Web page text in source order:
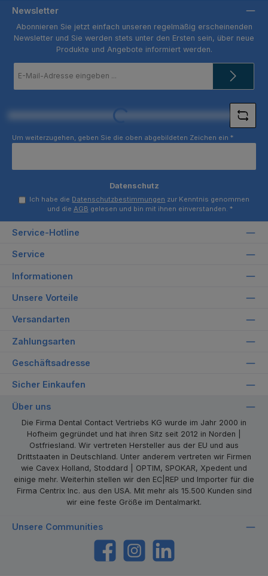
Newsletter
Abonnieren Sie jetzt einfach unseren regelmäßig erscheinenden
Newsletter und Sie werden stets unter den Ersten sein, über neue
Produkte und Angebote informiert werden.
Mail-
Loading...
Um weiterzugehen, geben Sie die oben abgebildeten Zeichen ein *
Datenschutz
Ich habe die Datenschutzbestimmungen zur Kenntnis genommen
und die AGB gelesen und bin mit ihnen einverstanden. *
Service-Hotline
Service
Informationen
Unsere Vorteile
Versandarten
Zahlungsarten
Geschäftsadresse
Sicher Einkaufen
Über uns
Die Firma Dental Contact Vertriebs KG wurde im Jahr 2000 in
Hofheim gegründet und hat ihren Sitz seit 2012 in Norden |
Ostfriesland. Wir vertreten Hersteller aus der EU und aus
Drittstaaten in Deutschland. Unter anderem vertreten wir Firmen
wie Cavex Holland, Stoddard | OPTIM, SPOKAR, Xpedent und
einige mehr. Weiterhin stellen wir den EC|REP und Importer für die
Firma Centrix Inc. aus den USA. Mit mehr als 15.500 Kunden sind
wir eine feste Größe im Dentalmarkt.
Unsere Communities
https://www.facebook.com/dentalcontact
Instagram